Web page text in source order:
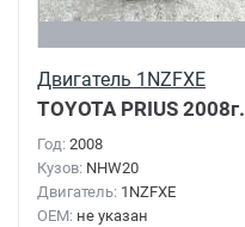
Двигатель 1NZFXE
TOYOTA PRIUS 2008г.
Год: 2008
Кузов: NHW20
Двигатель: 1NZFXE
OEM: не указан